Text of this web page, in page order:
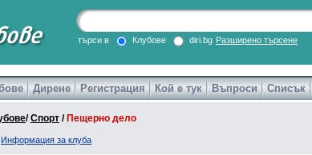
търси в Клубове diri.bg Разширено търсене
Дирене Регистрация Кой е тук Въпроси Списък
/Спорт / Пещерно дело
Информация за клуба